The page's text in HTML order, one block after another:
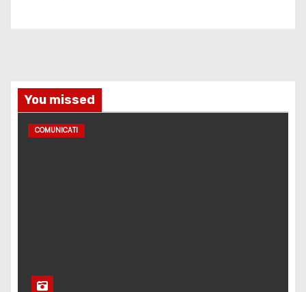
You missed
COMUNICATI